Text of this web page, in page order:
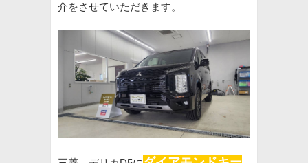
介をさせていただきます。